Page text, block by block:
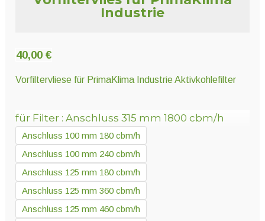
Pflanzenschutz und Biozide
Saatgut
Gartengeräte
Sonstiges
Industrie
40,00 €
Vorfiltervliese für PrimaKlima Industrie Aktivkohlefilter
für Filter Anschluss 315 mm 1800 cbm/h
Anschluss 100 mm 180 cbm/h
Anschluss 100 mm 240 cbm/h
Anschluss 125 mm 180 cbm/h
Anschluss 125 mm 360 cbm/h
Anschluss 125 mm 460 cbm/h